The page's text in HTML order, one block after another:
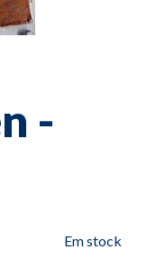
-
Em stock